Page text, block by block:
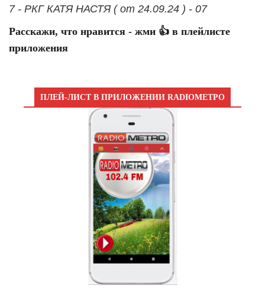
7 - РКГ КАТЯ НАСТЯ ( от 24.09.24 ) - 07
Расскажи, что нравится - жми 👍 в плейлисте
приложения
ПЛЕЙ-ЛИСТ В ПРИЛОЖЕНИИ RADIOМЕТРО